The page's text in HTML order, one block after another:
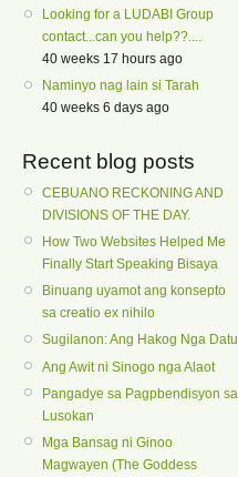
Looking for a LUDABI Group
contact...can you help??....
40 weeks 17 hours ago
Naminyo nag lain si Tarah
40 weeks 6 days ago
Recent blog posts
CEBUANO RECKONING AND
DIVISIONS OF THE DAY.
How Two Websites Helped Me
Finally Start Speaking Bisaya
Binuang uyamot ang konsepto
sa creatio ex nihilo
Sugilanon: Ang Hakog Nga Datu
Ang Awit ni Sinogo nga Alaot
Pangadye sa Pagpbendisyon sa
Lusokan
Mga Bansag ni Ginoo
Magwayen (The Goddess